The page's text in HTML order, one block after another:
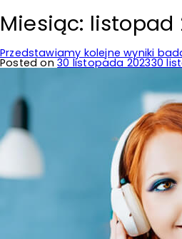
Miesiąc: listopad
Przedstawiamy kolejne wyniki
Posted on30 listopada 202330